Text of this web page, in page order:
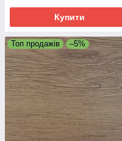
Купити
Топ продажів –5%